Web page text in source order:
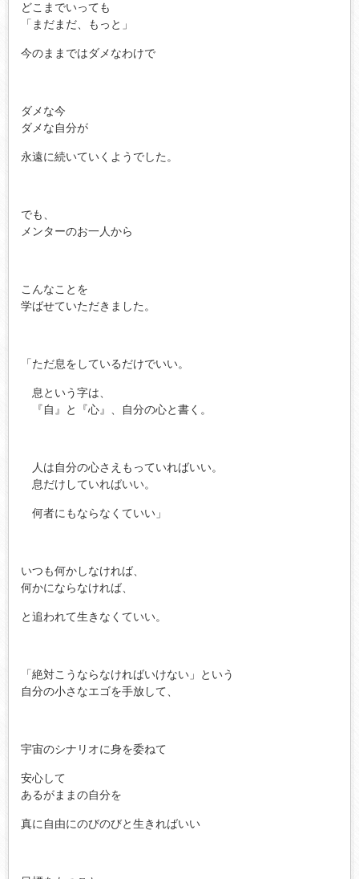
どこまでいっても
「まだまだ、もっと」
今のままではダメなわけで
ダメな今
ダメな自分が
永遠に続いていくようでした。
でも、
メンターのお一人から
こんなことを
学ばせていただきました。
「ただ息をしているだけでいい。
息という字は、
『自』と『心』、自分の心と書く。
人は自分の心さえもっていればいい。
息だけしていればいい。
何者にもならなくていい」
いつも何かしなければ、
何かにならなければ、
と追われて生きなくていい。
「絶対こうならなければいけない」という
自分の小さなエゴを手放して、
宇宙のシナリオに身を委ねて
安心して
あるがままの自分を
真に自由にのびのびと生きればいい